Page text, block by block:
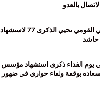
بالعدو
منفذية عكار في القومي تحيي الذكرى 77 لاستشهاد
حاشد
يوم الفداء ذكرى استشهاد مؤسس
بوقفة ولقاء حواري في ضهور